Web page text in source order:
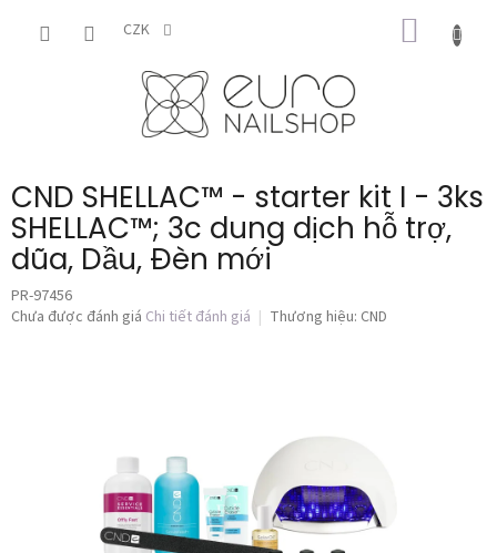
CZK
GIỎ
HÀNG
CND SHELLAC™ - starter kit I - 3ks
SHELLAC™; 3c dung dịch hỗ trợ,
dũa, Dầu, Đèn mới
PR-97456
Đánh
Chưa được đánh giá Chi tiết đánh giá Thương hiệu: CND